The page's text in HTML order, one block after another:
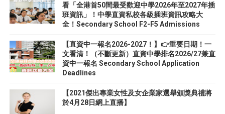
看「全港首50間最受歡迎中學2026年至2027年插
班資訊」！中學直資私校各級插班資訊攻略大
全！Secondary School F2-F5 Admissions
【直資中一報名2026-2027！】👉重要日期！一
文看清！（不斷更新）直資中學排名2026/27兼直
資中一報名 Secondary School Application
Deadlines
【2021傑出專業女性及女企業家選舉頒獎典禮將
於4月28日網上直播】